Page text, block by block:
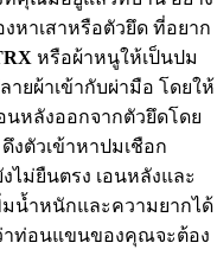
หาเสาหรือตัวยึด ที่อยาก
หรือผ้าหนูให้เป็นปม
ยผ้าเข้ากับผ่ามือ โดยให้
นหลังออกจากตัวยึดโดย
งตัวเข้าหาปมเชือก
ไม่ยืนตรง เอนหลังและ
น้ำหนักและความยากได้
าท่อนแขนของคุณจะต้อง